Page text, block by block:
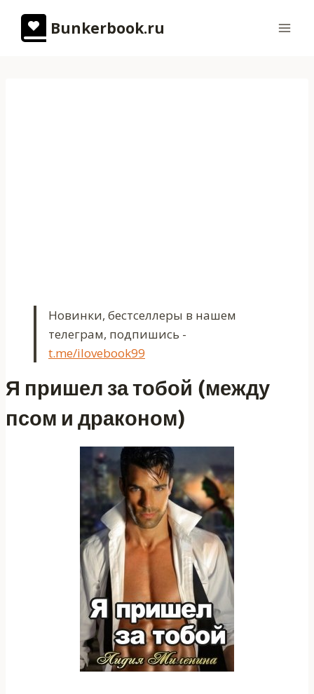
содержимому
Bunkerbook.ru
Новинки, бестселлеры в нашем
телеграм, подпишись -
t.me/ilovebook99
Я пришел за тобой (между
псом и драконом)